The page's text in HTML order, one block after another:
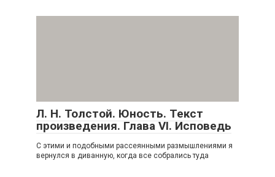
Л. Н. Толстой. Юность. Текст
произведения. Глава VI. Исповедь
С этими и подобными рассеянными размышлениями я
вернулся в диванную, когда все собрались туда